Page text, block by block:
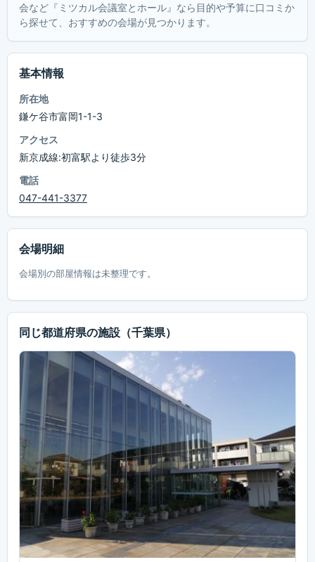
会など『ミツカル会議室とホール』なら目的や予算に口コミか
ら探せて、おすすめの会場が見つかります。
基本情報
所在地
鎌ケ谷市富岡1-1-3
アクセス
新京成線:初富駅より徒歩3分
電話
047-441-3377
会場明細
会場別の部屋情報は未整理です。
同じ都道府県の施設 （千葉県）